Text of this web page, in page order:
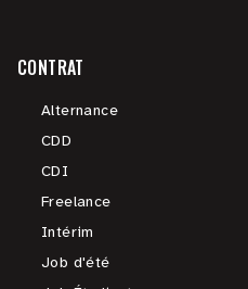
CONTRAT
Alternance
CDD
CDI
Freelance
Intérim
Job d'été